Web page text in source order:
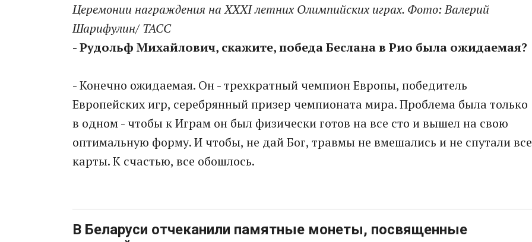
Церемонии награждения на XXXI летних Олимпийских играх. Фото: Валерий
Шарифулин/ ТАСС
- Рудольф Михайлович, скажите, победа Беслана в Рио была ожидаемая?
- Конечно ожидаемая. Он - трехкратный чемпион Европы, победитель
Европейских игр, серебрянный призер чемпионата мира. Проблема была только
в одном - чтобы к Играм он был физически готов на все сто и вышел на свою
оптимальную форму. И чтобы, не дай Бог, травмы не вмешались и не спутали все
карты. К счастью, все обошлось.
В Беларуси отчеканили памятные монеты, посвященные